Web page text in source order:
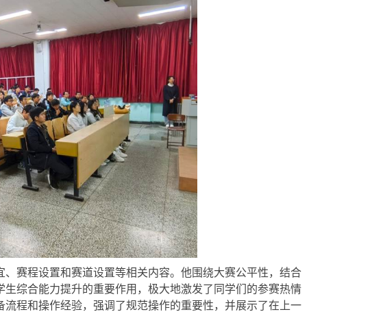
赛程设置和赛道设置等相关内容。他围绕大赛公平性，结合
综合能力提升的重要作用，极大地激发了同学们的参赛热情
程和操作经验，强调了规范操作的重要性，并展示了在上一